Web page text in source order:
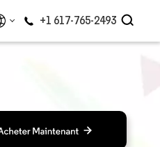
+1 617-765-2493